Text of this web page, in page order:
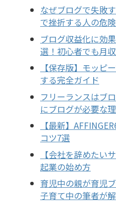
なぜブログで失敗
で挫折する人の危
ブログ収益化に効
選！初心者でも月
【保存版】モッピ
する完全ガイド
フリーランスはブ
にブログが必要な
【最新】
コツ7選
【会社を辞めたい
起業の始め方
育児中の親が育児
子育て中の筆者が解